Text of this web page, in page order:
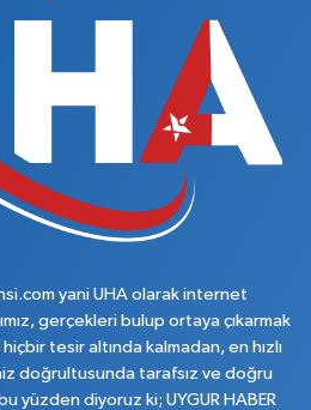
yani UHA olarak internet
gerçekleri bulup ortaya çıkarmak
tesir altında kalmadan, en hızlı
doğrultusunda tarafsız ve doğru
yüzden diyoruz ki; UYGUR HABER